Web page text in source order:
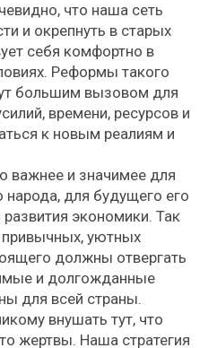
что наша сеть
и окрепнуть в старых
себя комфортно в
Реформы такого
большим вызовом для
времени, ресурсов и
к новым реалиям и
важнее и значимее для
для будущего его
экономики. Так
уютных
должны отвергать
и долгожданные
для всей страны.
внушать тут, что
жертвы. Наша стратегия